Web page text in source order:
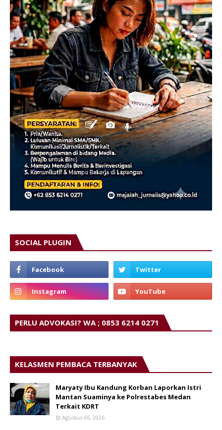
SOCIAL PLUGIN
PERLU ADVOKASI? WA ; 0853 6214 0271
KELASMEN PEMBACA TERBANYAK
Maryaty Ibu Kandung Korban Laporkan Istri
Mantan Suaminya ke Polrestabes Medan
Terkait KDRT
Agustus 06, 2026